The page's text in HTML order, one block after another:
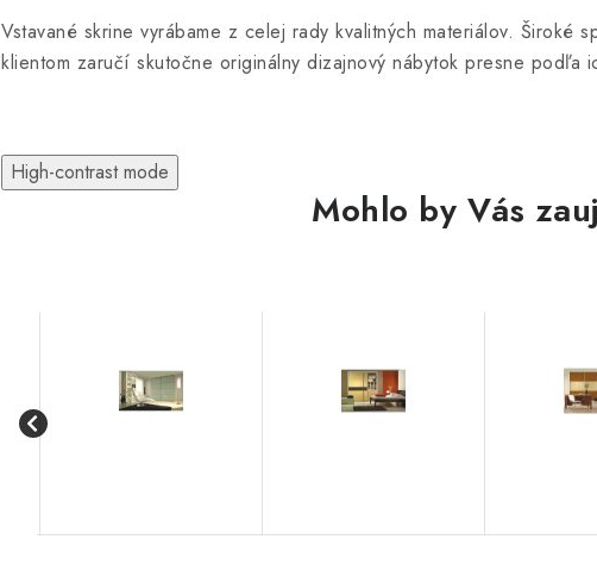
Vstavané skrine vyrábame z celej rady kvalitných materiálov. Široké
klientom zaručí skutočne originálny dizajnový nábytok presne podľa
High-contrast mode
Mohlo by Vás